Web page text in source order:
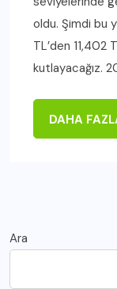
oldu. Şimdi bu
TL’den 11,402
kutlayacağız.
DAHA
Ara